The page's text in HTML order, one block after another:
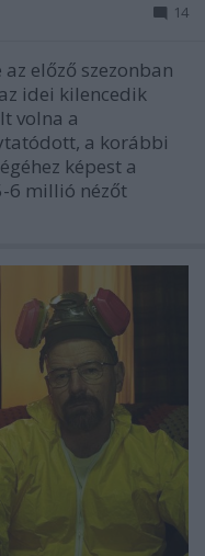
14
előző szezonban
idei kilencedik
volna a
a korábbi
képest a
6 millió nézőt